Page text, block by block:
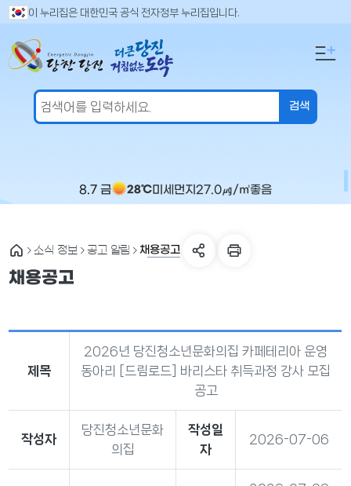
이 누리집은 대한민국 공식 전자정부 누리집입니다.
8.7 금 28℃미세먼지 27.0㎍/㎥좋음
검
어
입
소식 정보 공고 알림 채용공고
채용공고
제목
2026년 당진청소년문화의집 카페테리아 운영
동아리 [드림로드] 바리스타 취득과정 강사 모집
공고
작성자
당진청소년문화
의집
작성일
자
2026-07-06
만
도
의
세